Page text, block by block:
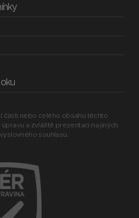
části nebo celého obsahu těchto
a zvláště prezentaci na jiných
souhlasu.